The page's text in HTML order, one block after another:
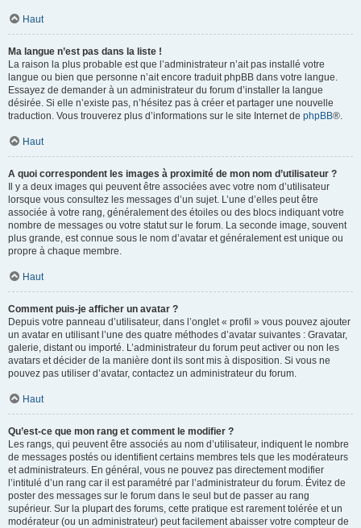
Haut
Ma langue n’est pas dans la liste !
La raison la plus probable est que l’administrateur n’ait pas installé votre
langue ou bien que personne n’ait encore traduit phpBB dans votre langue.
Essayez de demander à un administrateur du forum d’installer la langue
désirée. Si elle n’existe pas, n’hésitez pas à créer et partager une nouvelle
traduction. Vous trouverez plus d’informations sur le site Internet de phpBB®.
Haut
A quoi correspondent les images à proximité de mon nom d’utilisateur ?
Il y a deux images qui peuvent être associées avec votre nom d’utilisateur
lorsque vous consultez les messages d’un sujet. L’une d’elles peut être
associée à votre rang, généralement des étoiles ou des blocs indiquant votre
nombre de messages ou votre statut sur le forum. La seconde image, souvent
plus grande, est connue sous le nom d’avatar et généralement est unique ou
propre à chaque membre.
Haut
Comment puis-je afficher un avatar ?
Depuis votre panneau d’utilisateur, dans l’onglet « profil » vous pouvez ajouter
un avatar en utilisant l’une des quatre méthodes d’avatar suivantes : Gravatar,
galerie, distant ou importé. L’administrateur du forum peut activer ou non les
avatars et décider de la manière dont ils sont mis à disposition. Si vous ne
pouvez pas utiliser d’avatar, contactez un administrateur du forum.
Haut
Qu’est-ce que mon rang et comment le modifier ?
Les rangs, qui peuvent être associés au nom d’utilisateur, indiquent le nombre
de messages postés ou identifient certains membres tels que les modérateurs
et administrateurs. En général, vous ne pouvez pas directement modifier
l’intitulé d’un rang car il est paramétré par l’administrateur du forum. Évitez de
poster des messages sur le forum dans le seul but de passer au rang
supérieur. Sur la plupart des forums, cette pratique est rarement tolérée et un
modérateur (ou un administrateur) peut facilement abaisser votre compteur de